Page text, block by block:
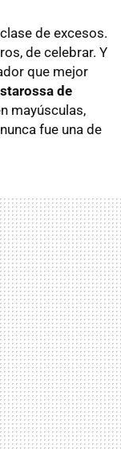
de excesos.
de celebrar. Y
que mejor
de
mayúsculas,
fue una de